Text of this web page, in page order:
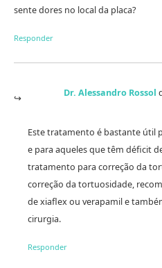
sente dores no local da placa?
Responder
Dr. Alessandro Rossol
Este tratamento é bastante útil
e para aqueles que têm déficit
tratamento para correção da
correção da tortuosidade,
de xiaflex ou verapamil e
cirurgia.
Responder